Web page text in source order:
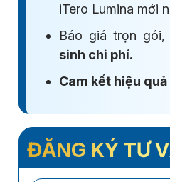
iTero Lumina mới
Báo giá trọn gói,
sinh chi phí.
Cam kết hiệu quả
ĐĂNG KÝ TƯ